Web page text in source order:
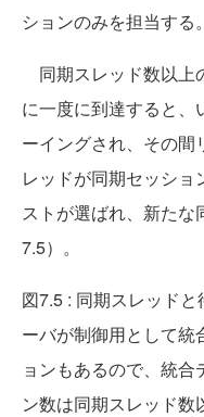
ションのみを担当する。
同期スレッド数以上
に一度に到達すると、
ーイングされ、その間
レッドが同期セッシ
ストが選ばれ、新たな
7.5）。
図7.5 : 同期スレッド
ーバが制御用として統
ョンもあるので、統
ン数は同期スレッド数